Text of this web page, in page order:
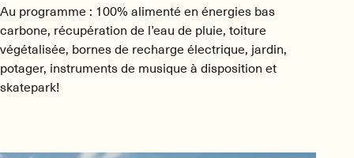
Au programme : 100% alimenté en énergies bas
carbone, récupération de l’eau de pluie, toiture
végétalisée, bornes de recharge électrique, jardin,
potager, instruments de musique à disposition et
skatepark!